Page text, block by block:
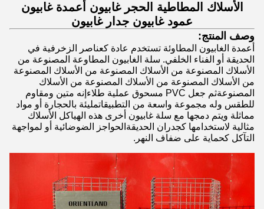
الأسلاك المطاطية الحجر غابيون أعمدة غابيون
عمود غابيون جدار غابيون
وصف المنتج:
أعمدة الغابيون المطاوئة تستخدم عادة كعناصر الزخرفية في
الحديقة أو الفناء الخلفي. سلة الغابيون المطاوعة المصنوعة من
الأسلاك المصنوعة من الأسلاك المصنوعة من الأسلاك المصنوعة
من الأسلاك المصنوعة من الأسلاك المصنوعة من الأسلاك
المصنوعةثم جعل PVC مسحوق عملية طلاءإنه متين ومقاوم
للطقس وله مجموعة واسعة من التطبيقاتمليئة بالحجارة أو مواد
مماثلة ويتم دمجها مع سلة غابيون أخرى هذه الهياكل الأسلاك
مثالية لاستخدامها كجدران الحديقةالحواجز الضوضائية أو لمواجهة
التآكل كحماية على ضفاف النهر.